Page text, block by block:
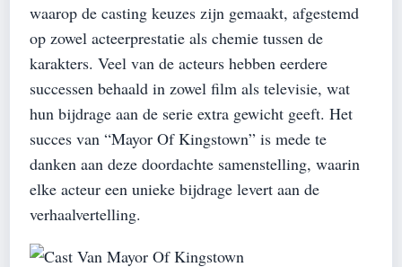
waarop de casting keuzes zijn gemaakt, afgestemd
op zowel acteerprestatie als chemie tussen de
karakters. Veel van de acteurs hebben eerdere
successen behaald in zowel film als televisie, wat
hun bijdrage aan de serie extra gewicht geeft. Het
succes van “Mayor Of Kingstown” is mede te
danken aan deze doordachte samenstelling, waarin
elke acteur een unieke bijdrage levert aan de
verhaalvertelling.